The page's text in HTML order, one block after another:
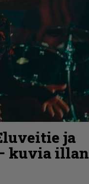
ja
kuvia illan